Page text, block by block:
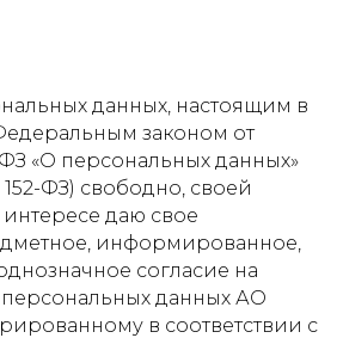
данных, настоящим в
законом от
«О персональных данных»
ФЗ) свободно, своей
даю свое
информированное,
согласие на
данных АО
в соответствии с